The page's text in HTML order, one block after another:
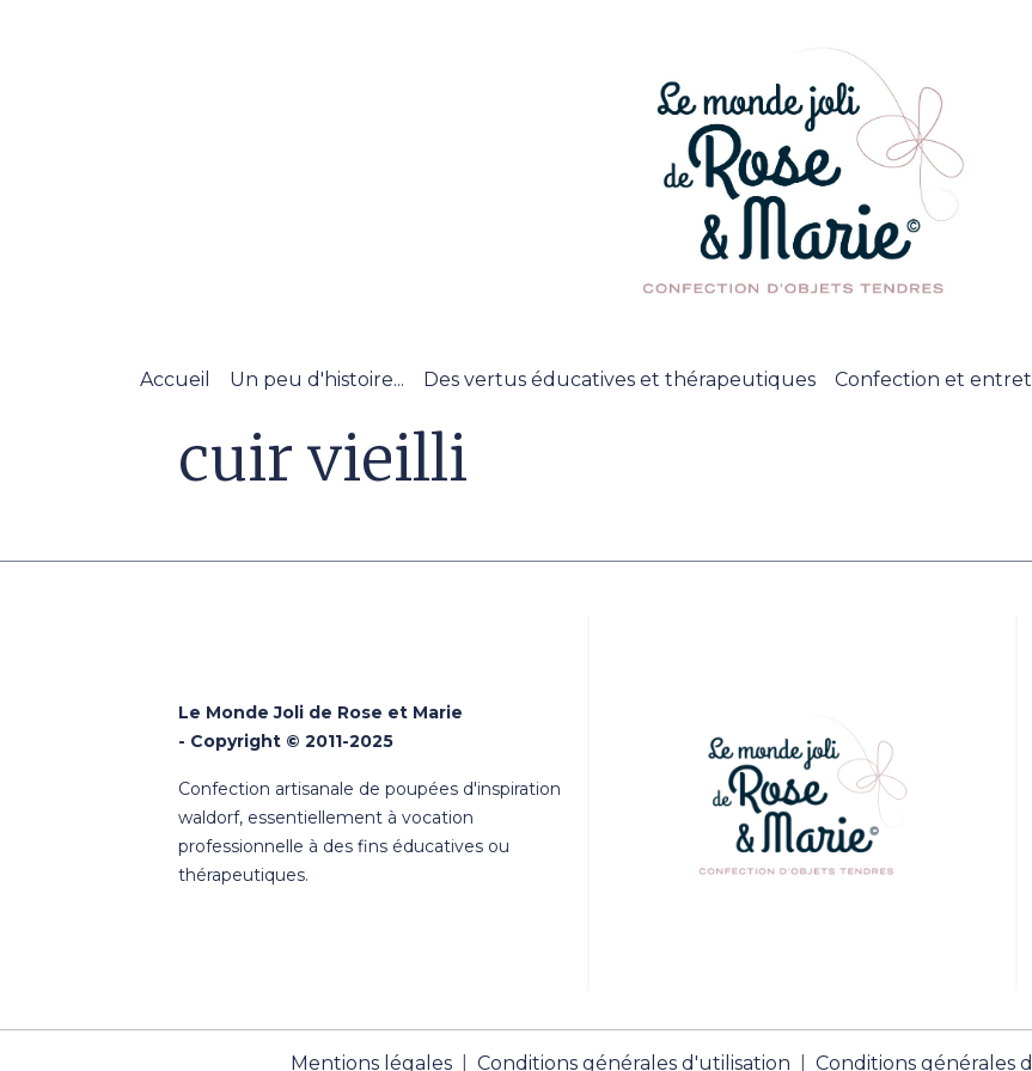
Accueil Un peu d'histoire... Des vertus éducatives et thérapeutiques Confection et
cuir vieilli
Le Monde Joli de Rose et Marie
- Copyright © 2011-2025
Confection artisanale de poupées d'inspiration
waldorf, essentiellement à vocation
professionnelle à des fins éducatives ou
thérapeutiques.
Mentions légales Conditions générales d'utilisation Conditions générales